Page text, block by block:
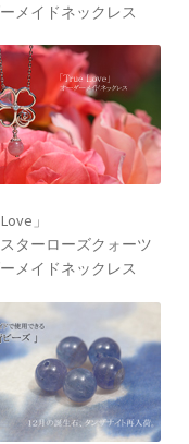
メイドネックレス
」
ターローズクォーツ
メイドネックレス